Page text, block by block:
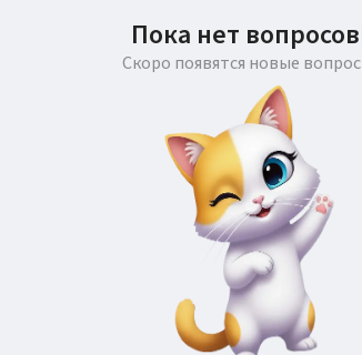
Пока нет
Скоро появятся новые